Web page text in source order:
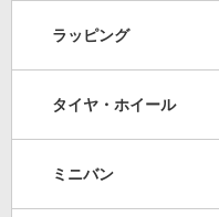
ラッピング
タイヤ・ホイール
ミニバン